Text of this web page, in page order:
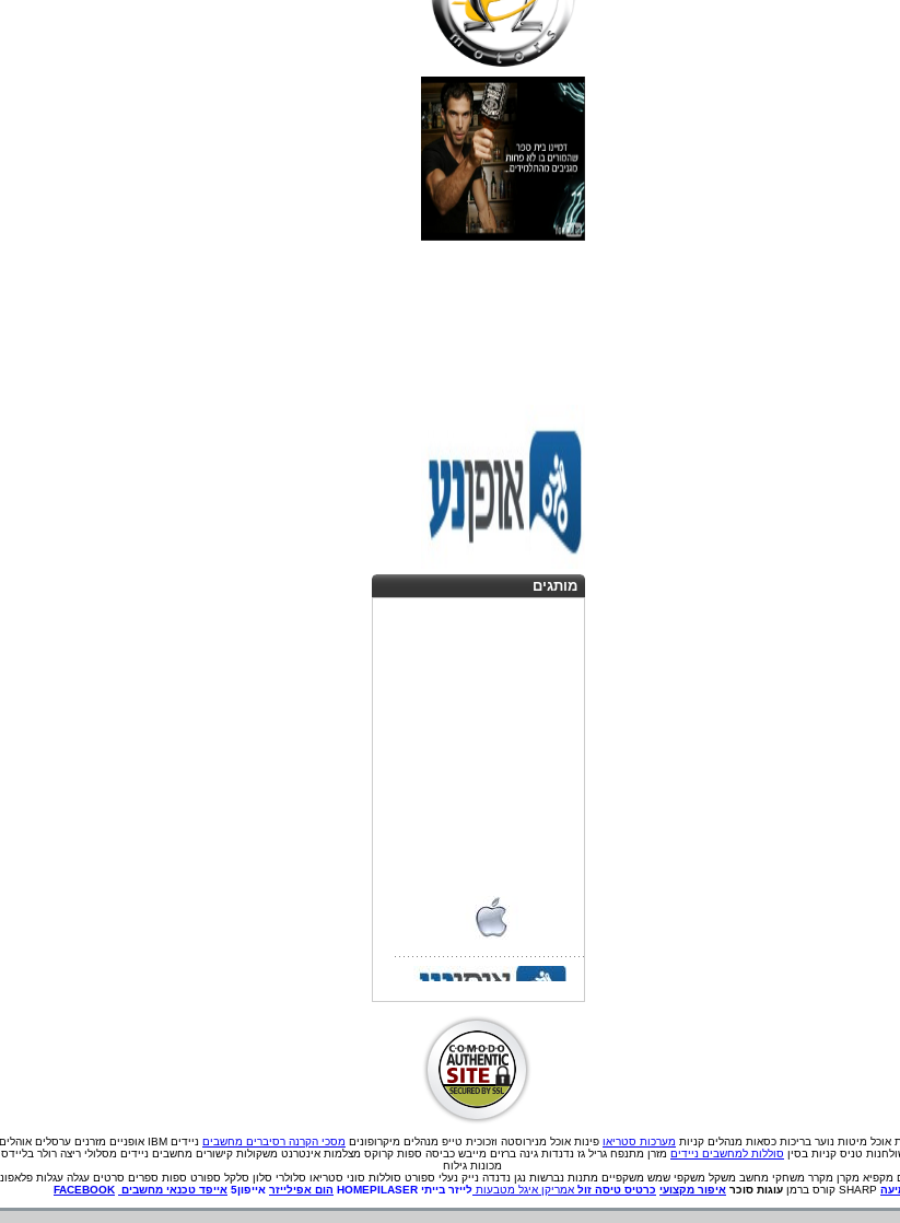
30
₪
מידע נוסף
איסי מיאקי לגבר L'eau D'issey
Pour Homme125ML by I
285
₪
מידע נוסף
מותגים
אוכל מיטות נוער בריכות כסאות מנהלים קניות מערכות סטריאו פינות אוכל מנירוסטה וזכוכית טייפ מנהלים מיקרופונים מסכי הקרנה רסיברים מחשבים ניידים IBM אופניים מזרנים ערסלים אוהלים
טניס קניות בסין סוללות למחשבים ניידים מזרן מתנפח גריל גז נדנדות גינה ברזים מייבש כביסה ספות קרוקס מצלמות אינטרנט משקולות קישורים מחשבים ניידים מסלולי ריצה רולר בליידס
מכונות גילוח
מקפיא מקרן מקרר משחקי מחשב משקל משקפי שמש משקפיים מתנות נברשות נגן נדנדה נייק נעלי ספורט סוללות סוני סטריאו סלולרי סלון סלקל ספורט ספות ספרים סרטים עגלה עגלות פלאפונ
עוגות סוכר איפור מקצועי כרטיס טיסה זול אמריקן איגל מטבעות לייזר בייתי HOMEPILASER הום אפילייזר אייפון5 אייפד טכנאי מחשבים FACEBOOK